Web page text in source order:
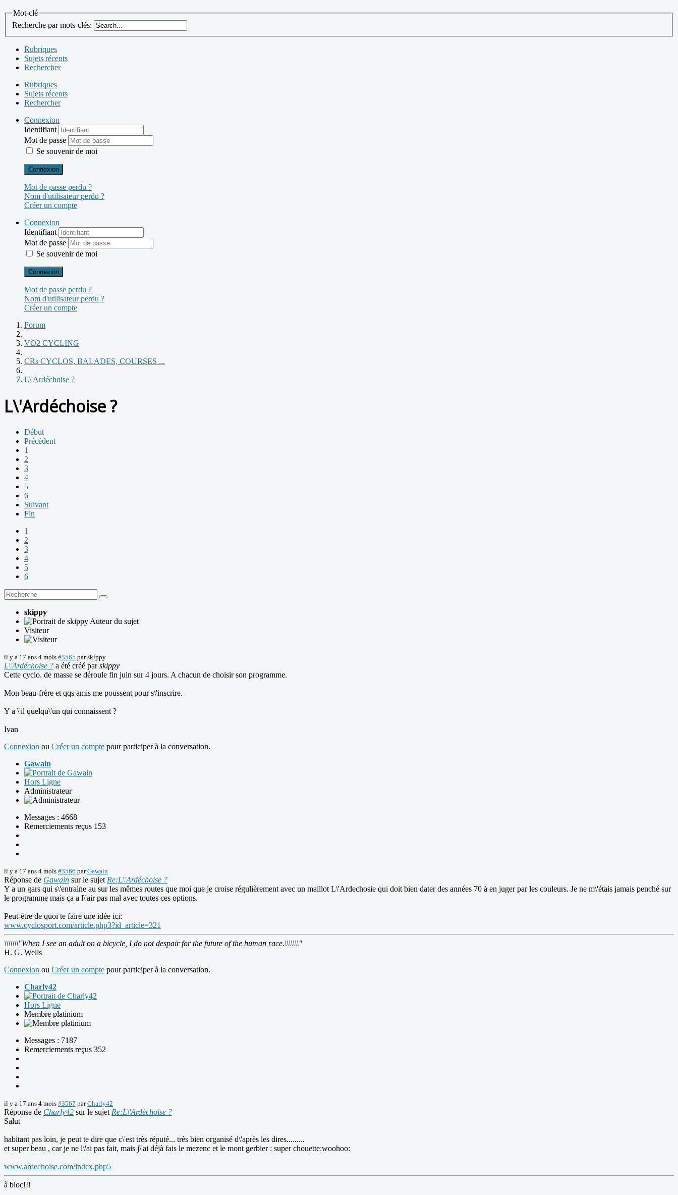
Mot-clé
Recherche par mots-clés:
Rubriques
Sujets récents
Rechercher
Rubriques
Sujets récents
Rechercher
Connexion
Identifiant
Mot de passe
Se souvenir de moi
Connexion
Mot de passe perdu ?
Nom d'utilisateur perdu ?
Créer un compte
Connexion
Identifiant
Mot de passe
Se souvenir de moi
Connexion
Mot de passe perdu ?
Nom d'utilisateur perdu ?
Créer un compte
Forum
VO2 CYCLING
CRs CYCLOS, BALADES, COURSES ...
L\'Ardéchoise ?
L\'Ardéchoise ?
Début
Précédent
1
2
3
4
5
6
Suivant
Fin
1
2
3
4
5
6
skippy
Auteur du sujet
Visiteur
il y a 17 ans 4 mois #3565 parskippy
L\'Ardéchoise ? a été créé parskippy
Cette cyclo. de masse se déroule fin juin sur 4 jours. A chacun de choisir son programme.
Mon beau-frère et qqs amis me poussent pour s\'inscrire.
Y a \'il quelqu\'un qui connaissent ?
Ivan
Connexion ou Créer un compte pour participer à la conversation.
Gawain
Hors Ligne
Administrateur
Messages : 4668
Remerciements reçus 153
il y a 17 ans 4 mois #3566 parGawain
Réponse de Gawain sur le sujet Re:L\'Ardéchoise ?
Y a un gars qui s\'entraine au sur les mêmes routes que moi que je croise régulièrement avec un maillot L\'Ardechosie qui doit bien dater des années 70 à en juger par les couleurs. Je ne m\'étais jamais penché sur
le programme mais ça a l\'air pas mal avec toutes ces options.
Peut-être de quoi te faire une idée ici:
www.cyclosport.com/article.php3?id_article=321
\\\\\\\"When I see an adult on a bicycle, I do not despair for the future of the human race.\\\\\\\"
H. G. Wells
Connexion ou Créer un compte pour participer à la conversation.
Charly42
Hors Ligne
Membre platinium
Messages : 7187
Remerciements reçus 352
il y a 17 ans 4 mois #3567 parCharly42
Réponse de Charly42 sur le sujet Re:L\'Ardéchoise ?
Salut
habitant pas loin, je peut te dire que c\'est très réputé... très bien organisé d\'après les dires.........
et super beau , car je ne l\'ai pas fait, mais j\'ai déjà fais le mezenc et le mont gerbier : super chouette:woohoo:
www.ardechoise.com/index.php5
à bloc!!!